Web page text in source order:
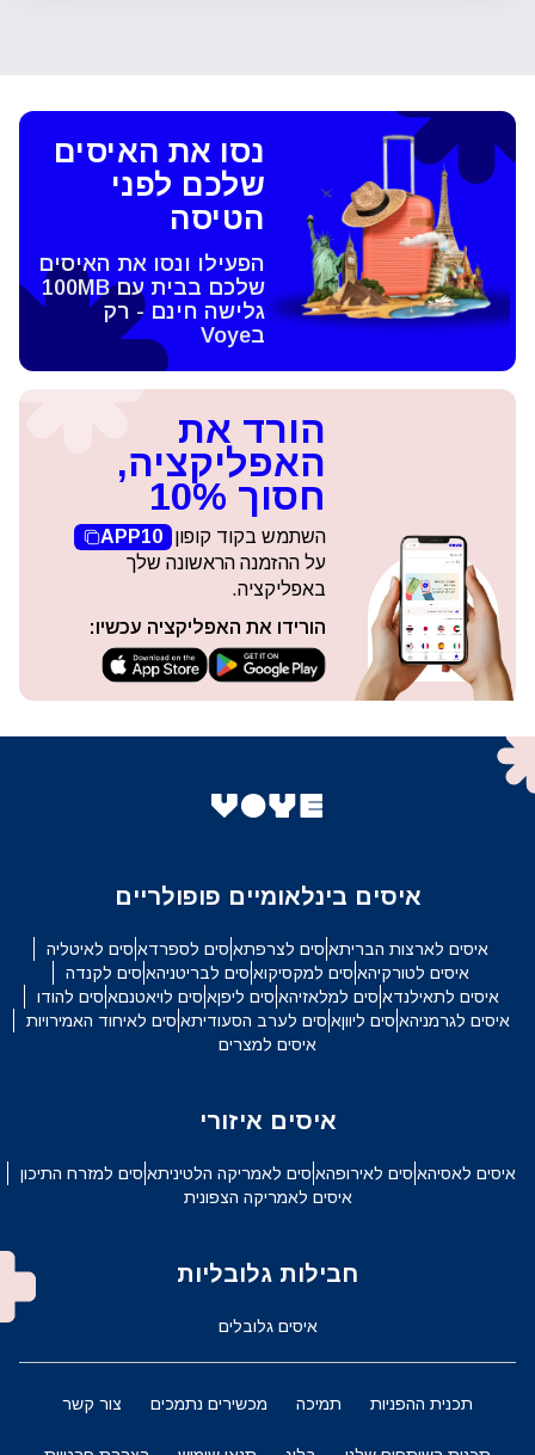
נסו את האיסים
שלכם לפני
הטיסה
הפעילו ונסו את האיסים
שלכם בבית עם 100MB
גלישה חינם - רק
בVoye
הורד את
האפליקציה,
חסוך 10%
השתמש בקוד קופון
APP10
על ההזמנה הראשונה שלך
באפליקציה.
הורידו את האפליקציה עכשיו:
איסים בינלאומיים פופולריים
איסים לארצות הבריתאיסים לצרפתאיסים לספרדאיסים לאיטליה
איסים לטורקיהאיסים למקסיקואיסים לבריטניהאיסים לקנדה
איסים לתאילנדאיסים למלאזיהאיסים ליפןאיסים לויאטנםאיסים להודו
איסים לגרמניהאיסים ליווןאיסים לערב הסעודיתאיסים לאיחוד האמירויות
איסים למצרים
איסים איזורי
איסים לאסיהאיסים לאירופהאיסים לאמריקה הלטיניתאיסים למזרח התיכון
איסים לאמריקה הצפונית
חבילות גלובליות
איסים גלובלים
תכנית ההפניות תמיכה מכשירים נתמכים צור קשר